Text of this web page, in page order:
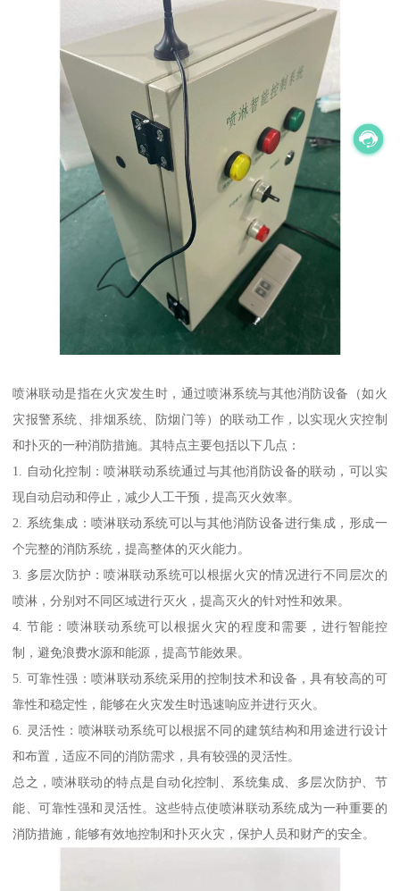
喷淋联动是指在火灾发生时，通过喷淋系统与其他消防设备（如火
灾报警系统、排烟系统、防烟门等）的联动工作，以实现火灾控制
和扑灭的一种消防措施。其特点主要包括以下几点：
1. 自动化控制：喷淋联动系统通过与其他消防设备的联动，可以实
现自动启动和停止，减少人工干预，提高灭火效率。
2. 系统集成：喷淋联动系统可以与其他消防设备进行集成，形成一
个完整的消防系统，提高整体的灭火能力。
3. 多层次防护：喷淋联动系统可以根据火灾的情况进行不同层次的
喷淋，分别对不同区域进行灭火，提高灭火的针对性和效果。
4. 节能：喷淋联动系统可以根据火灾的程度和需要，进行智能控
制，避免浪费水源和能源，提高节能效果。
5. 可靠性强：喷淋联动系统采用的控制技术和设备，具有较高的可
靠性和稳定性，能够在火灾发生时迅速响应并进行灭火。
6. 灵活性：喷淋联动系统可以根据不同的建筑结构和用途进行设计
和布置，适应不同的消防需求，具有较强的灵活性。
总之，喷淋联动的特点是自动化控制、系统集成、多层次防护、节
能、可靠性强和灵活性。这些特点使喷淋联动系统成为一种重要的
消防措施，能够有效地控制和扑灭火灾，保护人员和财产的安全。